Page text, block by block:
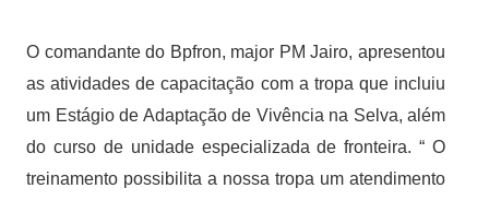
O comandante do Bpfron, major PM Jairo, apresentou
as atividades de capacitação com a tropa que incluiu
um Estágio de Adaptação de Vivência na Selva, além
do curso de unidade especializada de fronteira. “ O
treinamento possibilita a nossa tropa um atendimento